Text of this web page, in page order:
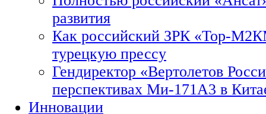
развития
Как российский ЗРК «Тор-
турецкую прессу
Гендиректор «Вертолетов
перспективах Ми-171А3 в
Инновации